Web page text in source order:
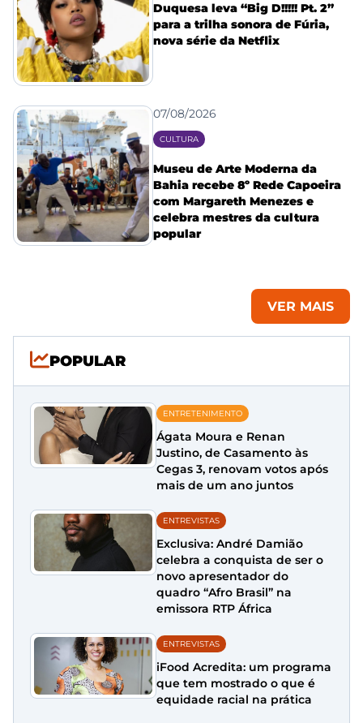
Duquesa leva “Big D!!!!! Pt. 2”
para a trilha sonora de Fúria,
nova série da Netflix
07/08/2026
CULTURA
Museu de Arte Moderna da
Bahia recebe 8º Rede Capoeira
com Margareth Menezes e
celebra mestres da cultura
popular
VER MAIS
POPULAR
ENTRETENIMENTO
Ágata Moura e Renan
Justino, de Casamento às
Cegas 3, renovam votos após
mais de um ano juntos
ENTREVISTAS
Exclusiva: André Damião
celebra a conquista de ser o
novo apresentador do
quadro “Afro Brasil” na
emissora RTP África
ENTREVISTAS
iFood Acredita: um programa
que tem mostrado o que é
equidade racial na prática